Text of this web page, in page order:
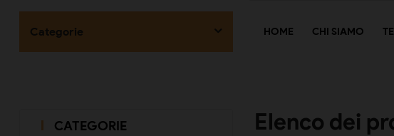
Categorie HOME CHI SIAMO
CATEGORIE Elenco dei